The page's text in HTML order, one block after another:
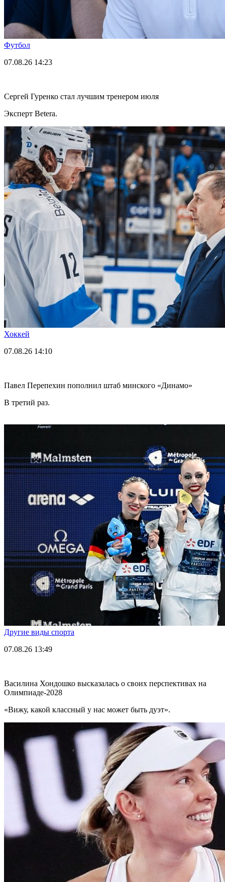
Футбол
07.08.26 14:23
Сергей Гуренко стал лучшим тренером июля
Эксперт Betera.
Хоккей
07.08.26 14:10
Павел Перепехин пополнил штаб минского «Динамо»
В третий раз.
Другие виды спорта
07.08.26 13:49
Василина Хондошко высказалась о своих перспективах на
Олимпиаде-2028
«Вижу, какой классный у нас может быть дуэт».